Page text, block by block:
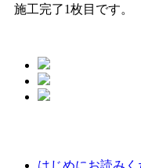
施工完了1枚目です。
はじめにお読みく